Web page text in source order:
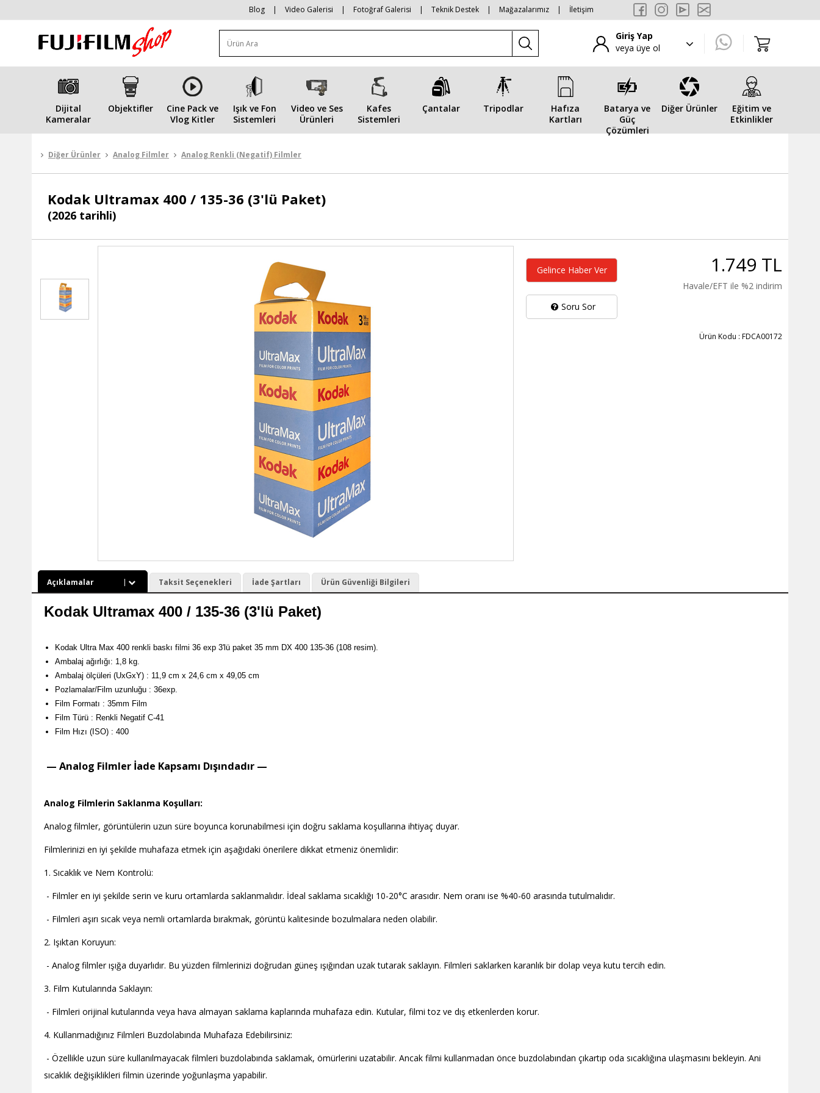
Blog | Video Galerisi | Fotoğraf Galerisi | Teknik Destek | Mağazalarımız | İletişim
Giriş Yap
veya üye ol
Dijital
Kameralar
Objektifler
Cine Pack ve
Vlog Kitler
Işık ve Fon
Sistemleri
Video ve Ses
Ürünleri
Kafes
Sistemleri
Çantalar Tripodlar
Hafıza
Kartları
Batarya ve
Güç
Çözümleri
Diğer Ürünler
Eğitim ve
Etkinlikler
Diğer Ürünler Analog Filmler Analog Renkli (Negatif) Filmler
Kodak Ultramax 400 / 135-36 (3'lü Paket)
(2026 tarihli)
Gelince Haber Ver
Soru Sor
1.749 TL
Havale/EFT ile %2 indirim
Ürün Kodu : FDCA00172
Açıklamalar Taksit Seçenekleri İade Şartları Ürün Güvenliği Bilgileri
Kodak Ultramax 400 / 135-36 (3'lü Paket)
Kodak Ultra Max 400 renkli baskı filmi 36 exp 3'lü paket 35 mm DX 400 135-36 (108 resim).
Ambalaj ağırlığı: 1,8 kg.
Ambalaj ölçüleri (UxGxY) : 11,9 cm x 24,6 cm x 49,05 cm
Pozlamalar/Film uzunluğu : 36exp.
Film Formatı : 35mm Film
Film Türü : Renkli Negatif C-41
Film Hızı (ISO) : 400
— Analog Filmler İade Kapsamı Dışındadır —
Analog Filmlerin Saklanma Koşulları:
Analog filmler, görüntülerin uzun süre boyunca korunabilmesi için doğru saklama koşullarına ihtiyaç duyar.
Filmlerinizi en iyi şekilde muhafaza etmek için aşağıdaki önerilere dikkat etmeniz önemlidir:
1. Sıcaklık ve Nem Kontrolü:
- Filmler en iyi şekilde serin ve kuru ortamlarda saklanmalıdır. İdeal saklama sıcaklığı 10-20°C arasıdır. Nem oranı ise %40-60 arasında tutulmalıdır.
- Filmleri aşırı sıcak veya nemli ortamlarda bırakmak, görüntü kalitesinde bozulmalara neden olabilir.
2. Işıktan Koruyun:
- Analog filmler ışığa duyarlıdır. Bu yüzden filmlerinizi doğrudan güneş ışığından uzak tutarak saklayın. Filmleri saklarken karanlık bir dolap veya kutu tercih edin.
3. Film Kutularında Saklayın:
- Filmleri orijinal kutularında veya hava almayan saklama kaplarında muhafaza edin. Kutular, filmi toz ve dış etkenlerden korur.
4. Kullanmadığınız Filmleri Buzdolabında Muhafaza Edebilirsiniz:
- Özellikle uzun süre kullanılmayacak filmleri buzdolabında saklamak, ömürlerini uzatabilir. Ancak filmi kullanmadan önce buzdolabından çıkartıp oda sıcaklığına ulaşmasını bekleyin. Ani
sıcaklık değişiklikleri filmin üzerinde yoğunlaşma yapabilir.